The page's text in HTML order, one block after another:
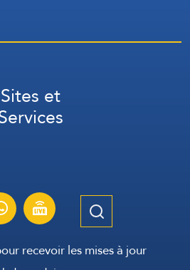
Sites et
recevoir les mises à jour